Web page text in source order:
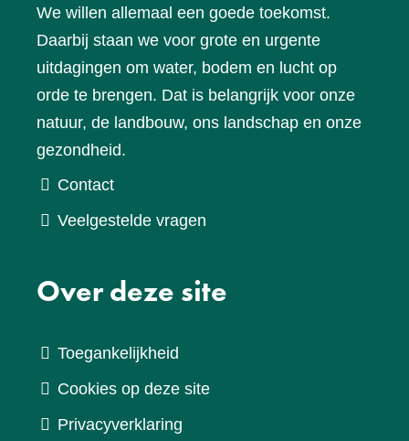
We willen allemaal een goede toekomst.
Daarbij staan we voor grote en urgente
uitdagingen om water, bodem en lucht op
orde te brengen. Dat is belangrijk voor onze
natuur, de landbouw, ons landschap en onze
gezondheid.
Contact
Veelgestelde vragen
Over deze site
Toegankelijkheid
Cookies op deze site
Privacyverklaring